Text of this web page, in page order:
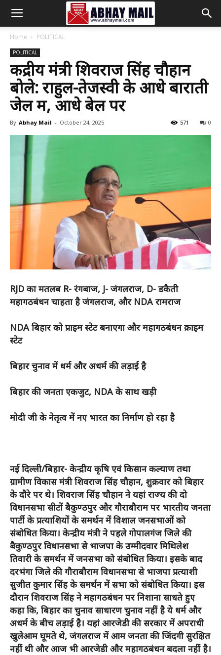
Abhay
Mail
Home POLITICAL
POLITICAL
केंद्रीय मंत्री शिवराज सिंह चौहान
बोले: राहुल-तेजस्वी के आधे बाराती
जेल में, आधे बेल पर
By Abhay Mail - October 24, 2025 0
571
RJD का मतलब R- रंगबाज, J- जंगलराज, D- डकैती
महागठबंधन चाहता है जंगलराज, और NDA रामराज
NDA बिहार को प्राइम स्टेट बनाएगा और महागठबंधन क्राइम
स्टेट
बिहार चुनाव में धर्म और अधर्म की लड़ाई है
बिहार की जनता एकजुट, NDA के साथ खड़ी
मोदी जी के नेतृत्व में नए भारत का निर्माण हो रहा है
नई दिल्ली/बिहार- केन्द्रीय कृषि एवं किसान कल्याण तथा
ग्रामीण विकास मंत्री शिवराज सिंह चौहान, शुक्रवार को बिहार
के दौरे पर थे। शिवराज सिंह चौहान ने यहां राज्य की दो
विधानसभा सीटों बैकुण्ठपुर और गौराबौराम पर भारतीय जनता
पार्टी के प्रत्याशियों के समर्थन में विशाल जनसभाओं को
संबोधित किया। केन्द्रीय मंत्री ने पहले गोपालगंज जिले की
बैकुण्ठपुर विधानसभा से भाजपा के उम्मीदवार मिथिलेश
तिवारी के समर्थन में जनसभा को संबोधित किया। इसके बाद
दरभंगा जिले की गौराबौराम विधानसभा से भाजपा प्रत्याशी
सुजीत कुमार सिंह के समर्थन में सभा को संबोधित किया। इस
दौरान शिवराज सिंह ने महागठबंधन पर निशाना साधते हुए
कहा कि, बिहार का चुनाव साधारण चुनाव नहीं है ये धर्म और
अधर्म के बीच लड़ाई है। यहां आरजेडी की सरकार में अपराधी
खुलेआम घूमते थे, जंगलराज में आम जनता की जिंदगी सुरक्षित
नहीं थी और आज भी आरजेडी और महागठबंधन बदला नहीं है।